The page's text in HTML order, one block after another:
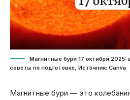
Магнитные бури 17 октября 2025:
советы по подготовке, Источник: Canva
Магнитные бури — это